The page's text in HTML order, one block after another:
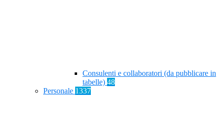
Consulenti e collaboratori (da pubblicare in
tabelle) 48
Personale 1337